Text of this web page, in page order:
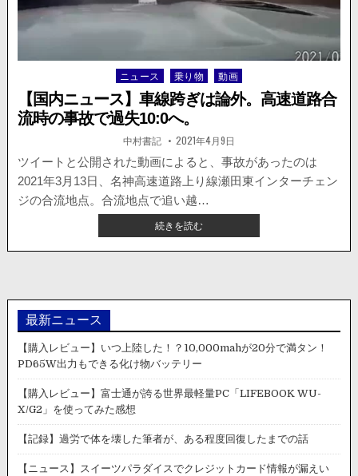
Posted
in
ニュース 乗り物 動画
【国内ニュース】車線跨ぎは論外。高速道路合
流時の事故で過失10:0へ。
著
者:
中村書記 掲
載
日：
2021年4月9日
ツイートと公開された動画によると、事故があったのは
2021年3月13日、名神高速道路上り線瀬田東インターチェン
ジの合流地点。合流地点で追い越…
続きを読む【国
内
ニ
ス】
線
跨
は
論
高
速
道
路
最新ニュース
【購入レビュー】いつ上陸した！？10,000mahが20分で満タン！
PD65W出力もできる化け物バッテリー
【購入レビュー】富士通が誇る世界最軽量PC「LIFEBOOK WU-
X/G2」を使ってみた感想
【記録】過労で体を壊した筆者が、ある程度回復したまでの話
【ニュース】スイーツパラダイスでクレジットカード情報が漏えい